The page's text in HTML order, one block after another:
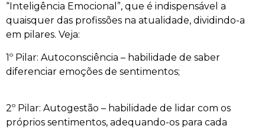
“Inteligência Emocional”, que é indispensável a
quaisquer das profissões na atualidade, dividindo-a
em pilares. Veja:
1º Pilar: Autoconsciência – habilidade de saber
diferenciar emoções de sentimentos;
2º Pilar: Autogestão – habilidade de lidar com os
próprios sentimentos, adequando-os para cada